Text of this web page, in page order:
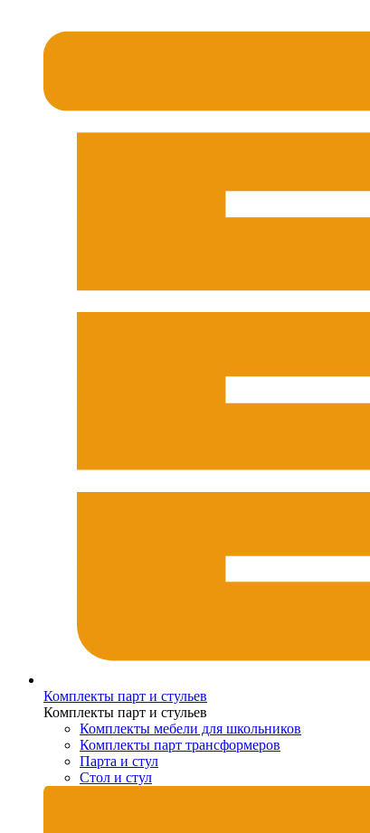
Комплекты парт и стульев
Комплекты парт и стульев
Комплекты мебели для школьников
Комплекты парт трансформеров
Парта и стул
Стол и стул